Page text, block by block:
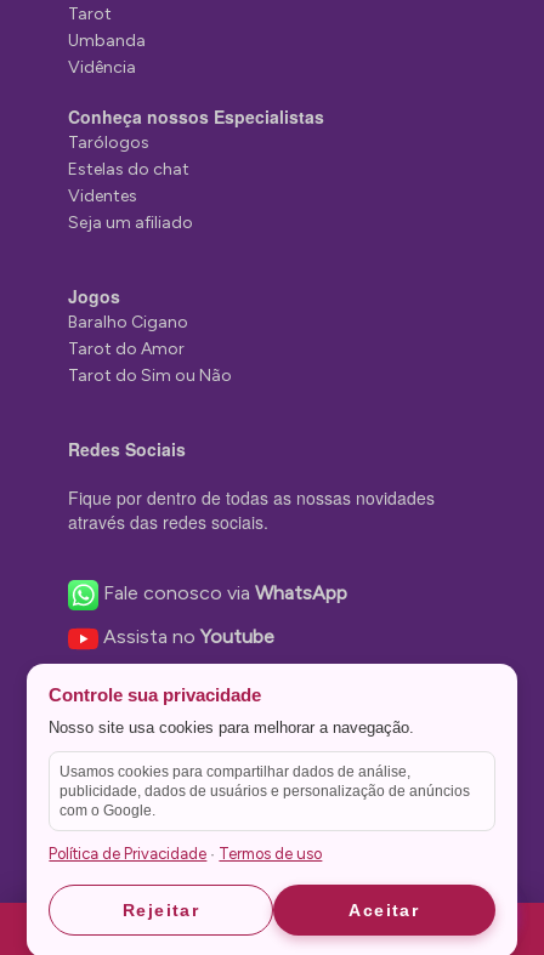
Tarot
Umbanda
Vidência
Conheça nossos Especialistas
Tarólogos
Estelas do chat
Videntes
Seja um afiliado
Jogos
Baralho Cigano
Tarot do Amor
Tarot do Sim ou Não
Redes Sociais
Fique por dentro de todas as nossas novidades
através das redes sociais.
Fale conosco viaWhatsApp
Assista noYoutube
Nos siga no Instagram
Nos siga noTwitter
Salve no
Theme Stone Blog Powered byWordPress
Controle sua privacidade
Nosso site usa cookies para melhorar a navegação.
Usamos cookies para compartilhar dados de análise,
publicidade, dados de usuários e personalização de anúncios
com o Google.
Política de Privacidade · Termos de uso
Rejeitar Aceitar